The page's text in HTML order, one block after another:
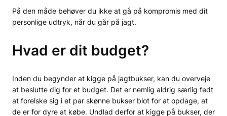
På den måde behøver du ikke at gå på kompromis med dit
personlige udtryk, når du går på jagt.
Hvad er dit budget?
Inden du begynder at kigge på jagtbukser, kan du overveje
at beslutte dig for et budget. Det er nemlig aldrig særlig fedt
at forelske sig i et par skønne bukser blot for at opdage, at
de er for dyre at købe. Undlad derfor at kigge på bukser, der